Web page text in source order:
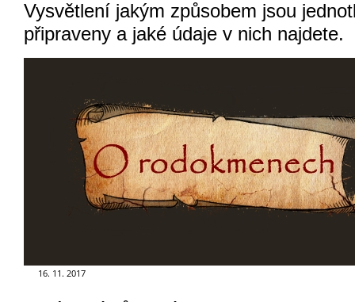
MAPY - MAPS
KRONIKA - CHRONICLE
FOR ENGLISH READERS
KLUB - FUN CLUB
Vysvětlení jakým způsobem jsou
připraveny a jaké údaje v nich najdete.
16. 11. 2017